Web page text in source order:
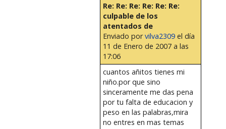
Re: Re: Re: Re: Re: Re:
culpable de los
atentados de
Enviado porvilva2309el día
11 de Enero de 2007 a las
17:06
cuantos añitos tienes mi
niño.por que sino
sinceramente me das pena
por tu falta de educacion y
peso en las palabras,mira
no entres en mas temas